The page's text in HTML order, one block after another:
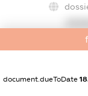
document.dueToDate